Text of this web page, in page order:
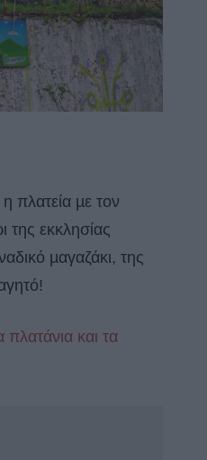
πλατεία µε τον
εκκλησίας
µαγαζάκι, της
και τα